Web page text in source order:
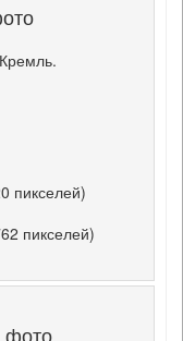
пикселей)
пикселей)
фото